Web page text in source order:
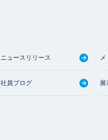
ニュースリリース
社員ブログ 展